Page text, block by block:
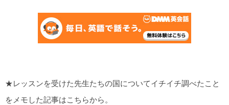
★レッスンを受けた先生たちの国についてイチイチ調べたこと
をメモした記事はこちらから。